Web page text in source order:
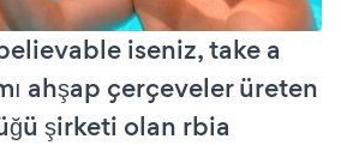
iseniz, take a
ahşap çerçeveler üreten
şirketi olan rbia